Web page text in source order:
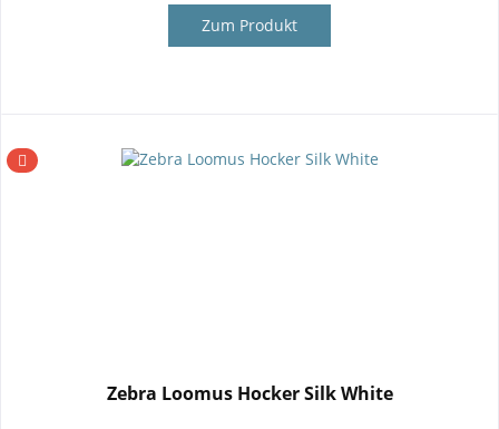
Zum Produkt
Zebra Loomus Hocker Silk White